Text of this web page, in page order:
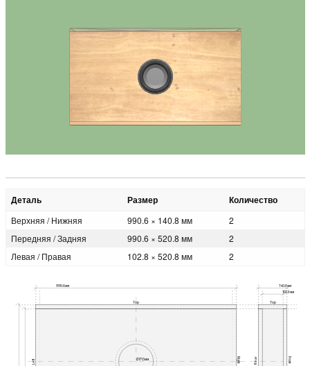
Деталь Размер Количество
Верхняя / Нижняя 990.6 × 140.8 мм
2
Передняя / Задняя
990.6 × 520.8 мм
2
Левая / Правая
102.8 × 520.8 мм 2
Ø171.5мм
990.6мм
140.8мм
102.8мм
Top Top
Left Right Rear Front